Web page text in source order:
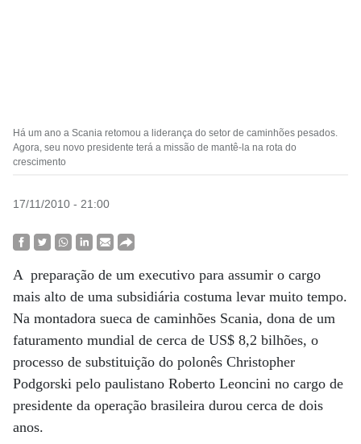
Há um ano a Scania retomou a liderança do setor de caminhões pesados.
Agora, seu novo presidente terá a missão de mantê-la na rota do
crescimento
17/11/2010 - 21:00
A preparação de um executivo para assumir o cargo
mais alto de uma subsidiária costuma levar muito tempo.
Na montadora sueca de caminhões Scania, dona de um
faturamento mundial de cerca de US$ 8,2 bilhões, o
processo de substituição do polonês Christopher
Podgorski pelo paulistano Roberto Leoncini no cargo de
presidente da operação brasileira durou cerca de dois
anos.